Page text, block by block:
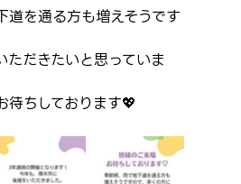
道を通る方も増えそうです
ただきたいと思っていま
待ちしております💖